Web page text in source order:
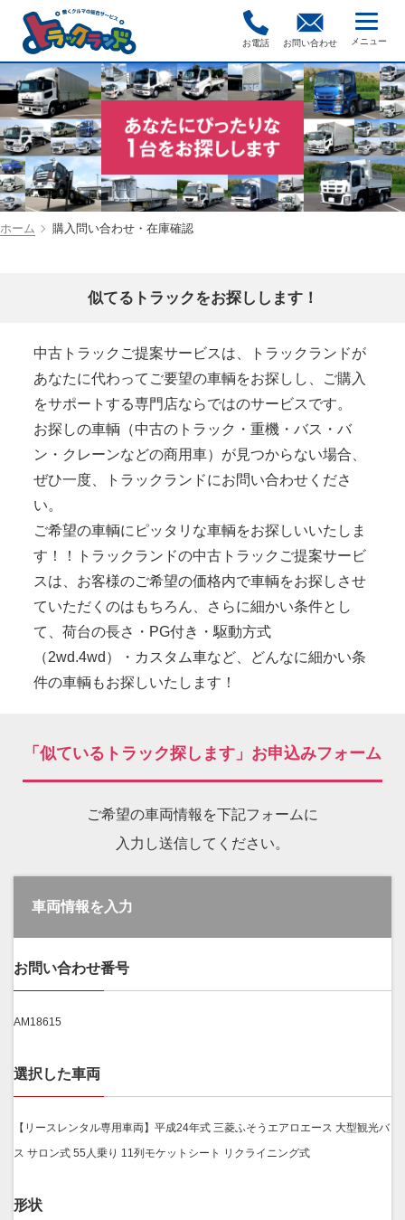
お電話 お問い合わせ
ホーム 購入問い合わせ・在庫確認
似てるトラックをお探しします！
中古トラックご提案サービスは、トラックランドが
あなたに代わってご要望の車輌をお探しし、ご購入
をサポートする専門店ならではのサービスです。
お探しの車輌（中古のトラック・重機・バス・バ
ン・クレーンなどの商用車）が見つからない場合、
ぜひ一度、トラックランドにお問い合わせくださ
い。
ご希望の車輌にピッタリな車輌をお探しいいたしま
す！！トラックランドの中古トラックご提案サービ
スは、お客様のご希望の価格内で車輌をお探しさせ
ていただくのはもちろん、さらに細かい条件とし
て、荷台の長さ・PG付き・駆動方式
（2wd.4wd）・カスタム車など、どんなに細かい条
件の車輌もお探しいたします！
「似ているトラック探します」お申込みフォーム
ご希望の車両情報を下記フォームに
入力し送信してください。
車両情報を入力
お問い合わせ番号
AM18615
選択した車両
【リースレンタル専用車両】平成24年式 三菱ふそうエアロエース 大型観光バ
ス サロン式 55人乗り 11列モケットシート リクライニング式
形状